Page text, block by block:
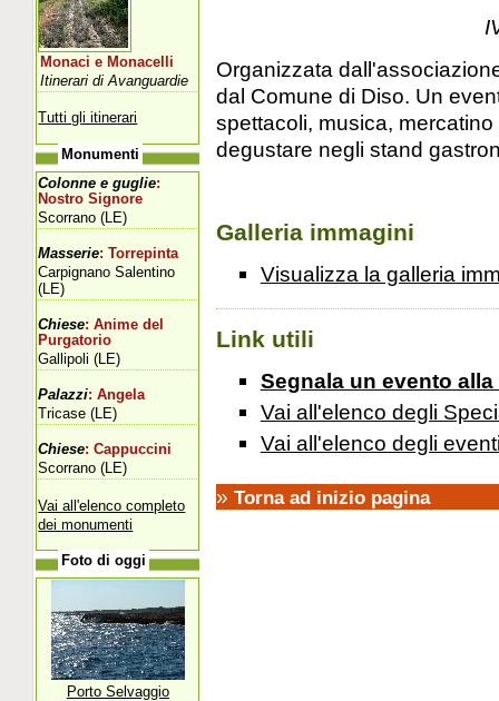
Organizzata
dal Comune di Diso. Un
spettacoli, musica,
degustare negli stand
Galleria immagini
Visualizza la galleria
Link utili
Segnala un evento
Vai all'elenco degli
Vai all'elenco degli
» Torna ad inizio pagina
Monaci e Monacelli
Itinerari di Avanguardie
Tutti gli itinerari
Monumenti
Colonne e guglie:
Nostro Signore
Scorrano (LE)
Masserie: Torrepinta
Carpignano Salentino
(LE)
Chiese: Anime del
Purgatorio
Gallipoli (LE)
Palazzi: Angela
Tricase (LE)
Chiese: Cappuccini
Scorrano (LE)
Vai all'elenco completo
dei monumenti
Foto di oggi
Porto Selvaggio